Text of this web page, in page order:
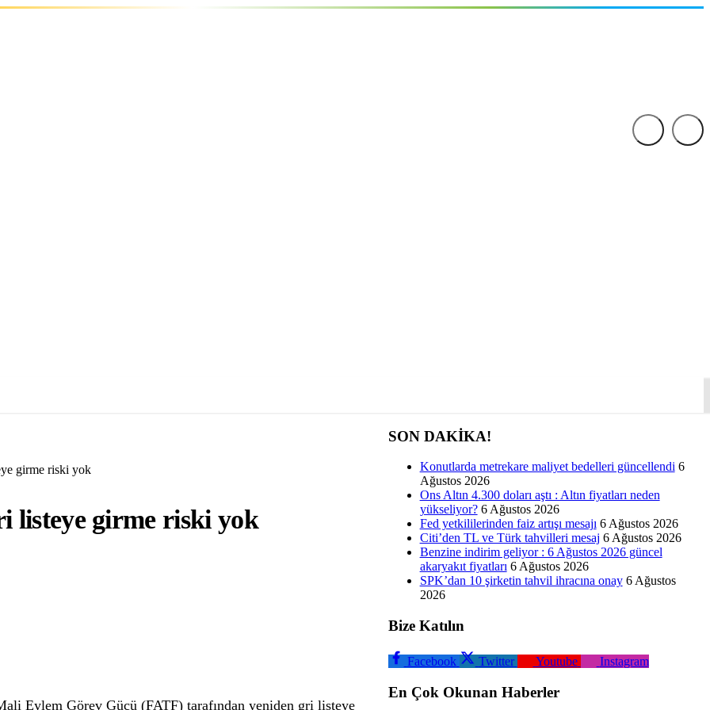
girme riski yok
listeye girme riski yok
Eylem Görev Gücü (FATF) tarafından yeniden gri listeye
SON DAKİKA!
Konutlarda metrekare maliyet bedelleri güncellendi 6
Ağustos 2026
Ons Altın 4.300 doları aştı : Altın fiyatları neden
yükseliyor? 6 Ağustos 2026
Fed yetkililerinden faiz artışı mesajı 6 Ağustos 2026
Citi’den TL ve Türk tahvilleri mesaj 6 Ağustos 2026
Benzine indirim geliyor : 6 Ağustos 2026 güncel
akaryakıt fiyatları 6 Ağustos 2026
SPK’dan 10 şirketin tahvil ihracına onay 6 Ağustos
2026
Bize Katılın
Facebook Twitter Youtube Instagram
En Çok Okunan Haberler